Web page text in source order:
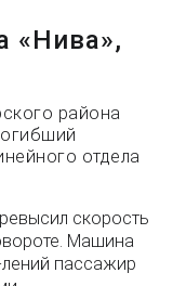
«Нива»,
района
отдела
скорость
Машина
лений пассажир